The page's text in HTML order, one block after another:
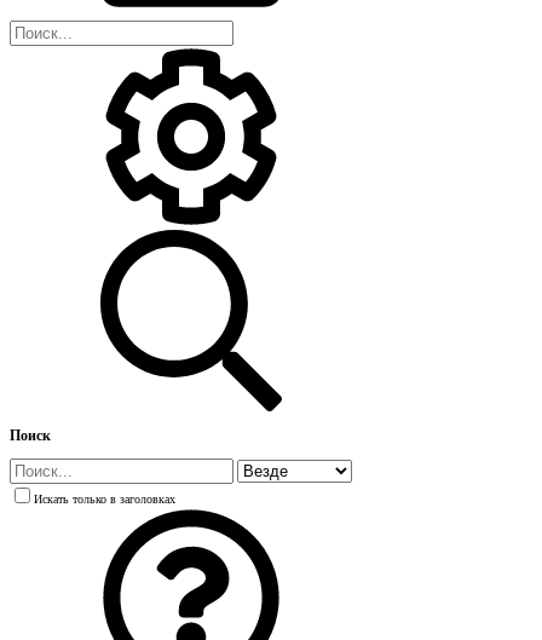
Поиск
Искать только в заголовках